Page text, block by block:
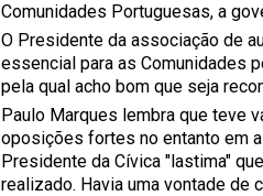
Comunidades Portuguesas, a
O Presidente da associação de
essencial para as Comunidades
pela qual acho bom que seja
Paulo Marques lembra que teve
oposições fortes no entanto em
Presidente da Cívica "lastima"
realizado. Havia uma vontade de